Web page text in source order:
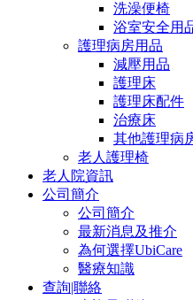
洗澡便椅
浴室安全用
護理病房用品
減壓用品
護理床
護理床配件
治療床
其他護理病
老人護理椅
老人院資訊
公司簡介
公司簡介
最新消息及推介
為何選擇UbiCare
醫療知識
查詢|聯絡